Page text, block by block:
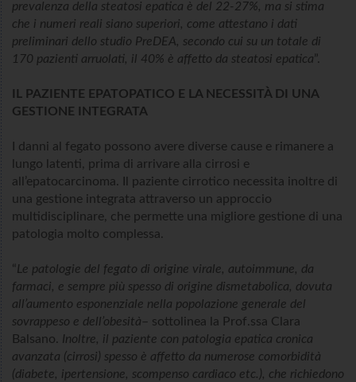
prevalenza della steatosi epatica è del 22-27%, ma si stima
che i numeri reali siano superiori, come attestano i dati
preliminari dello studio PreDEA, secondo cui su un totale di
170 pazienti arruolati, il 40% è affetto da steatosi epatica”.
IL PAZIENTE EPATOPATICO E LA NECESSITÀ DI UNA
GESTIONE INTEGRATA
I danni al fegato possono avere diverse cause e rimanere a
lungo latenti, prima di arrivare alla cirrosi e
all’epatocarcinoma. Il paziente cirrotico necessita inoltre di
una gestione integrata attraverso un approccio
multidisciplinare, che permette una migliore gestione di una
patologia molto complessa.
“ Le patologie del fegato di origine virale, autoimmune, da
farmaci, e sempre più spesso di origine dismetabolica, dovuta
all’aumento esponenziale nella popolazione generale del
sovrappeso e dell’obesità– sottolinea la Prof.ssa Clara
Balsano. Inoltre, il paziente con patologia epatica cronica
avanzata (cirrosi) spesso è affetto da numerose comorbidità
(diabete, ipertensione, scompenso cardiaco etc.), che richiedono